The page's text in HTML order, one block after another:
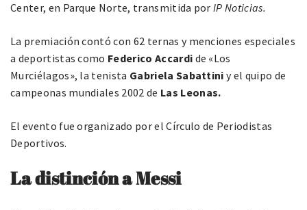
Center, en Parque Norte, transmitida porIP Noticias.
La premiación contó con 62 ternas y menciones especiales
a deportistas como Federico Accardi de «Los
Murciélagos», la tenista Gabriela Sabattini y el quipo de
campeonas mundiales 2002 de Las Leonas.
El evento fue organizado por el Círculo de Periodistas
Deportivos.
La distinción a Messi